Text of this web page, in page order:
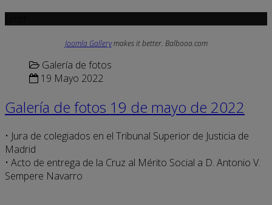
Joomla Gallerymakes it better. Balbooa.com
Galería de fotos
19 Mayo 2022
Galería de fotos 19 de mayo de 2022
• Jura de colegiados en el Tribunal Superior de Justicia de
Madrid
• Acto de entrega de la Cruz al Mérito Social a D. Antonio V.
Sempere Navarro